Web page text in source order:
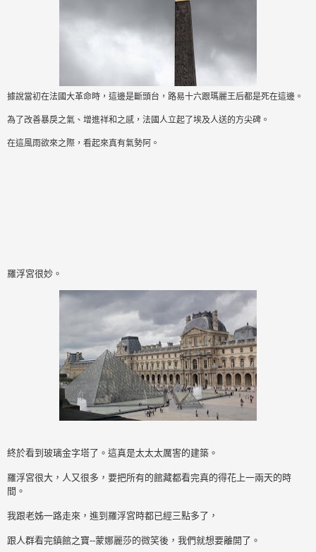
據說當初在法國大革命時，這邊是斷頭台，路易十六跟瑪麗王后都是死在這邊。
為了改善暴戾之氣、增進祥和之感，法國人立起了埃及人送的方尖碑。
在這風雨欲來之際，看起來真有氣勢阿。
羅浮宮很妙。
終於看到玻璃金字塔了。這真是太太太厲害的建築。
羅浮宮很大，人又很多，要把所有的館藏都看完真的得花上一兩天的時
間。
我跟老姊一路走來，進到羅浮宮時都已經三點多了，
跟人群看完鎮館之寶--蒙娜麗莎的微笑後，我們就想要離開了。